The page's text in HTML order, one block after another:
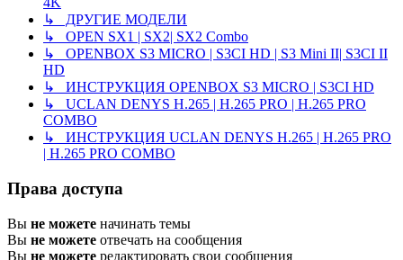
↳ ДРУГИЕ МОДЕЛИ
↳ OPEN SX1 | SX2| SX2 Combo
↳ OPENBOX S3 MICRO | S3CI HD | S3 Mini II| S3CI II
HD
↳ ИНСТРУКЦИЯ OPENBOX S3 MICRO | S3CI HD
↳ UCLAN DENYS H.265 | H.265 PRO | H.265 PRO
COMBO
↳ ИНСТРУКЦИЯ UCLAN DENYS H.265 | H.265 PRO
| H.265 PRO COMBO
Права доступа
Вы не можете начинать темы
Вы не можете отвечать на сообщения
Вы не можете редактировать свои сообщения